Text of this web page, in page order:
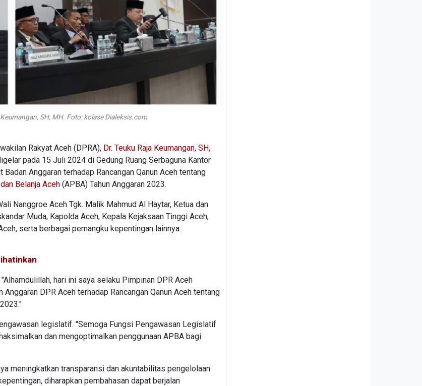
SH, MH. Foto: kolase Dialeksis.com
Rakyat Aceh (DPRA), Dr. Teuku Raja Keumangan, SH,
pada 15 Juli 2024 di Gedung Ruang Serbaguna Kantor
Anggaran terhadap Rancangan Qanun Aceh tentang
Belanja Aceh (APBA) Tahun Anggaran 2023.
Nanggroe Aceh Tgk. Malik Mahmud Al Haytar, Ketua dan
Muda, Kapolda Aceh, Kepala Kejaksaan Tinggi Aceh,
serta berbagai pemangku kepentingan lainnya.
hari ini saya selaku Pimpinan DPR Aceh
DPR Aceh terhadap Rancangan Qanun Aceh tentang
legislatif. "Semoga Fungsi Pengawasan Legislatif
dan mengoptimalkan penggunaan APBA bagi
meningkatkan transparansi dan akuntabilitas pengelolaan
diharapkan pembahasan dapat berjalan